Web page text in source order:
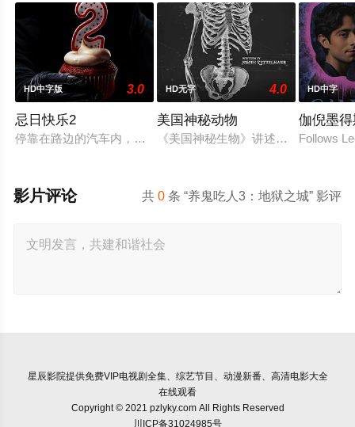
HD中字版 3.0
忌日快乐2
停靠在路边的汽车内，黄毛小子瑞恩（飞·武 Phi Vu 饰）被其
HD无字 4.0
美国神秘动物
《美国神秘生物》讲述了两个世仇
HD中字
伽倪墨
Follows
共0 条 “养鬼吃人3：地狱之城” 影评
影片评论
星辰影院提供免费VIP电视剧全集、综艺节目、动漫新番、高清电影大全
在线观看
Copyright © 2021 pzlyky.com All Rights Reserved
川ICP备31024985号